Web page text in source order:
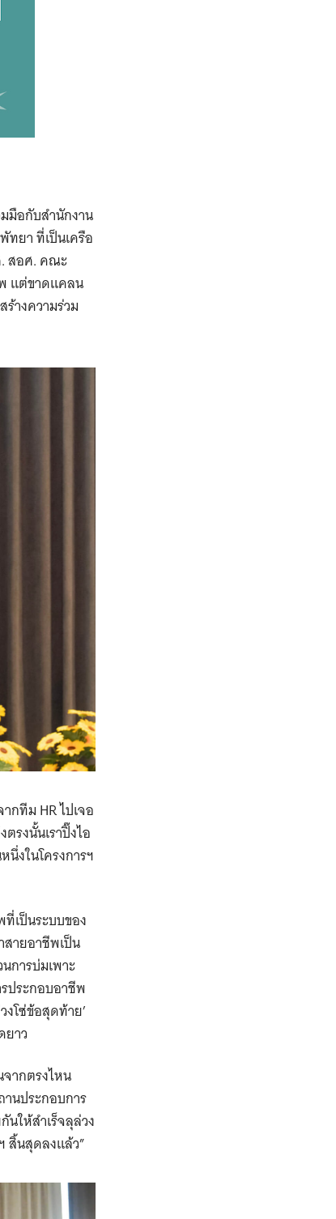
มือกับสำนักงาน
ทยา ที่เป็นเครือ
. สอศ. คณะ
แต่ขาดแคลน
างความร่วม
กทีม HR ไปเจอ
รงนั้นเราปิ๊งไอ
งในโครงการฯ
เป็นระบบของ
ายอาชีพเป็น
การบ่มเพาะ
ประกอบอาชีพ
โซ่ข้อสุดท้าย’
าว
ากตรงไหน
านประกอบการ
ให้สำเร็จลุล่วง
สิ้นสุดลงแล้ว”